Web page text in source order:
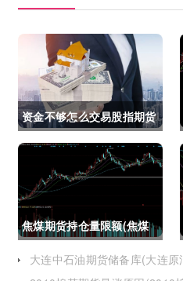
资金不够怎么交易股指期货
(资金不够怎么交易股指期
货呢)
焦煤期货持仓量限额(焦煤
期货持仓量限额是多少)
大连中石油期货储备库(大连原